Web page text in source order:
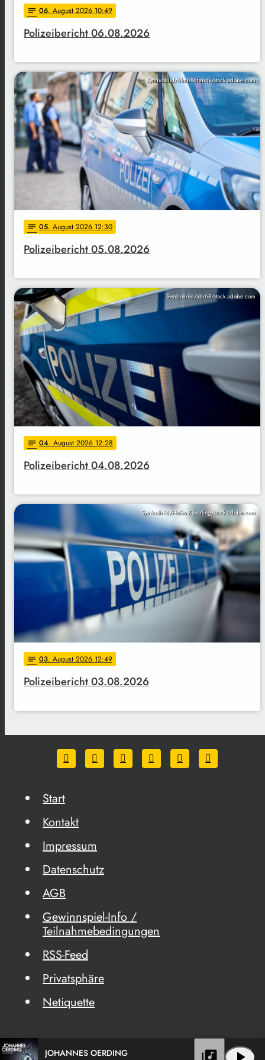
notes 06. August 2026 10:49
Polizeibericht 06.08.2026
Symbolbild/filmbildfabrik/stock.adobe.com
notes 05. August 2026 12:30
Polizeibericht 05.08.2026
Symbolbild/abr68/stock.adobe.com
notes 04. August 2026 12:28
Polizeibericht 04.08.2026
Symbolbild/Heiko Küverling/stock.adobe.com
notes 03. August 2026 12:49
Polizeibericht 03.08.2026
Start
Kontakt
Impressum
Datenschutz
AGB
Gewinnspiel-Info /
Teilnahmebedingungen
RSS-Feed
Privatsphäre
Netiquette
JOHANNES OERDING